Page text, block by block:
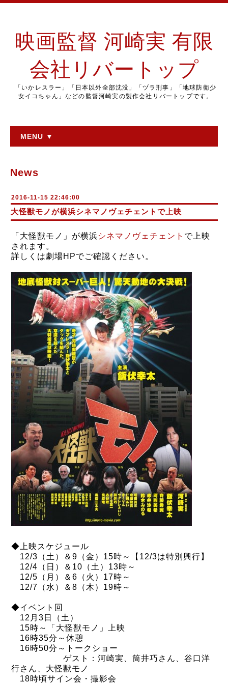
映画監督 河崎実 有限
会社リバートップ
「いかレスラー」「日本以外全部沈没」「ヅラ刑事」「地球防衛少
女イコちゃん」などの監督河崎実の製作会社リバートップです。
MENU ▼
News
2016-11-15 22:46:00
大怪獣モノが横浜シネマノヴェチェントで上映
「大怪獣モノ」が横浜シネマノヴェチェント で上映
されます。
詳しくは劇場HPでご確認ください。
◆上映スケジュール
12/3（土）＆9（金）15時～【12/3は特別興行】
12/4（日）＆10（土）13時～
12/5（月）＆6（火）17時～
12/7（水）＆8（木）19時～
◆イベント回
12月3日（土）
15時～「大怪獣モノ」上映
16時35分～休憩
16時50分～トークショー
ゲスト：河崎実、筒井巧さん、谷口洋
行さん、大怪獣モノ
18時頃サイン会・撮影会